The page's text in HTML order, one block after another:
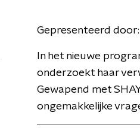
Gepresenteerd door:
In het nieuwe
onderzoekt haar
Gewapend met
ongemakkelijke